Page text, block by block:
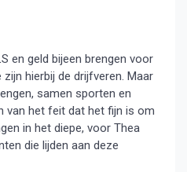
en geld bijeen brengen voor
hierbij de drijfveren. Maar
samen sporten en
van het feit dat het fijn is om
in het diepe, voor Thea
die lijden aan deze